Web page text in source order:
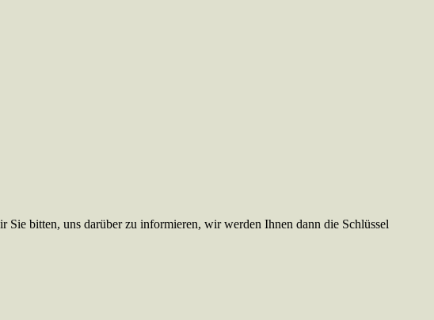
bitten, uns darüber zu informieren, wir werden Ihnen dann die Schlüssel